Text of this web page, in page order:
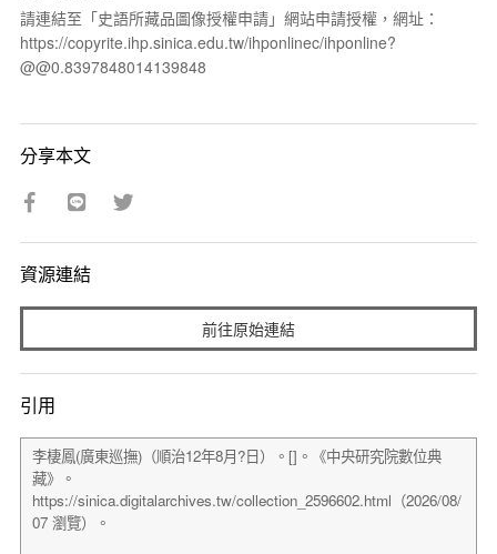
請連結至「史語所藏品圖像授權申請」網站申請授權，網址：
https://copyrite.ihp.sinica.edu.tw/ihponlinec/ihponline?
@@0.8397848014139848
分享本文
資源連結
前往原始連結
引用